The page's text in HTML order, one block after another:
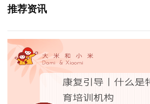
推荐资讯